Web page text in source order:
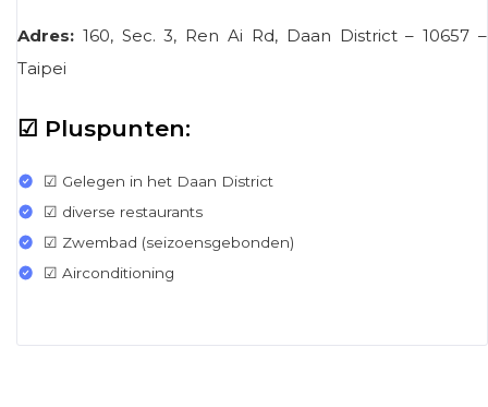
Adres: 160, Sec. 3, Ren Ai Rd, Daan District – 10657 –
Taipei
☑ Pluspunten:
☑ Gelegen in het Daan District
☑ diverse restaurants
☑ Zwembad (seizoensgebonden)
☑ Airconditioning